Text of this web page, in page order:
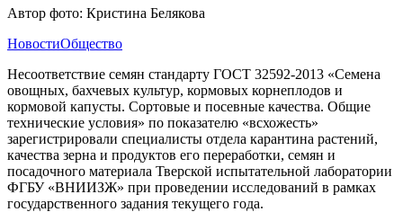
Автор фото: Кристина Белякова
НовостиОбщество
Несоответствие семян стандарту ГОСТ 32592-2013 «Семена
овощных, бахчевых культур, кормовых корнеплодов и
кормовой капусты. Сортовые и посевные качества. Общие
технические условия» по показателю «всхожесть»
зарегистрировали специалисты отдела карантина растений,
качества зерна и продуктов его переработки, семян и
посадочного материала Тверской испытательной лаборатории
ФГБУ «ВНИИЗЖ» при проведении исследований в рамках
государственного задания текущего года.